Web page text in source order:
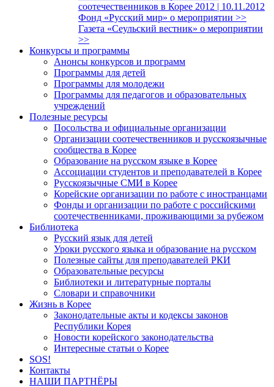
соотечественников в Корее 2012 | 10.11.2012
Фонд «Русский мир» о мероприятии >>
Газета «Сеульский вестник» о мероприятии
>>
Конкурсы и программы
Анонсы конкурсов и программ
Программы для детей
Программы для молодежи
Программы для педагогов и образовательных
учреждений
Полезные ресурсы
Посольства и официальные организации
Организации соотечественников и русскоязычные
сообщества в Корее
Образование на русском языке в Корее
Ассоциации студентов и преподавателей в Корее
Русскоязычные СМИ в Корее
Корейские организации по работе с иностранцами
Фонды и организации по работе с российскими
соотечественниками, проживающими за рубежом
Библиотека
Русский язык для детей
Уроки русского языка и образование на русском
Полезные сайты для преподавателей РКИ
Образовательные ресурсы
Библиотеки и литературные порталы
Словари и справочники
Жизнь в Корее
Законодательные акты и кодексы законов
Республики Корея
Новости корейского законодательства
Интересные статьи о Корее
SOS!
Контакты
НАШИ ПАРТНЁРЫ